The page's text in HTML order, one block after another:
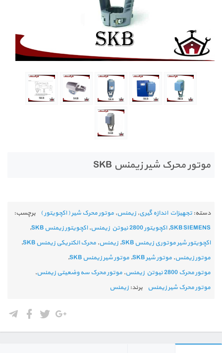
موتور محرک شیر زیمنس SKB
دسته: تجهیزات اندازه گیری, زیمنس, موتور محرک شیر ( اکچویتور ) برچسب:
SKB SIEMENS
,اکچویتور 2800 نیوتن زیمنس ,اکچویتور زیمنس SKB
,
اکچویتور شیر موتوری زیمنس SKB
, زیمنس, محرک الکتریکی زیمنس SKB
,
موتور زیمنس, موتور شیر SKB , موتور شیر زیمنس SKB
,
موتور محرک 2800 نیوتن زیمنس
, موتور محرک سه وضعیتی زیمنس,
موتور محرک شیر زیمنس برند: زیمنس